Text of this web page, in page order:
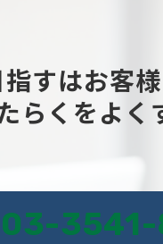
指すはお客
たらくをよ
03-